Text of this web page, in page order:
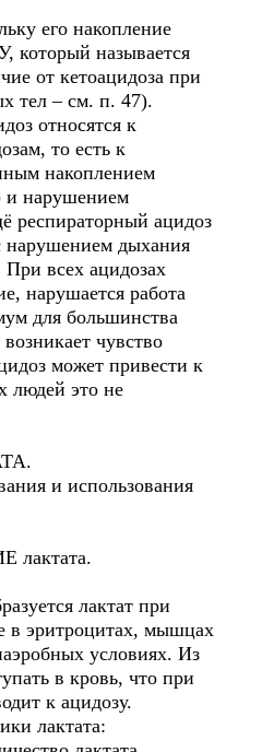
его накопление
называется
от кетоацидоза при
тел – см. п. 47).
относятся к
то есть к
накоплением
и нарушением
респираторный ацидоз
нарушением дыхания
всех ацидозах
нарушается работа
для большинства
чувство
может привести к
людей это не
и использования
лактата.
лактат при
в эритроцитах, мышцах
условиях. Из
в кровь, что при
к ацидозу.
лактата: